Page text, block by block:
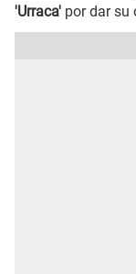
'Urraca' por dar su